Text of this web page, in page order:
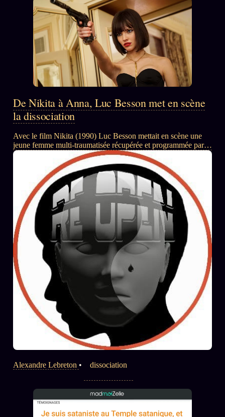
L'Association ★
S'abonner GRATUIT
Cercle Privé 30€/M
Mécène
Lectures des sœurs
Bienvenue nouveau membre
Manifeste pricing
Se connecter
Z/S SYSTEMS LINEAGE 10 ANS
z/S SYSTEMS
BRAINS MODELS
GENERIC ARCHITECTS
Archives SMK 26 TRANSM.
SMK Manifeste
Gossip Manifeste
Gossip Pacte
Infofiction
Prophétie confirmée
ÉDITORIAL ÉQUIPE + AUTEURS
De Nikita à Anna, Luc Besson met en scène
la dissociation
Avec le film Nikita (1990) Luc Besson mettait en scène une
jeune femme multi-traumatisée récupérée et programmée par
les services pour faire d'elle un agent ultra performant...
Alexandre Lebreton • dissociation